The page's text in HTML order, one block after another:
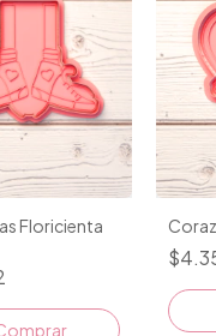
Floricienta